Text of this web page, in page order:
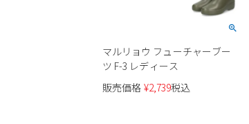
マルリョウ フューチャーブー
ツ F-3 レディース
販売価格 ¥2,739税込